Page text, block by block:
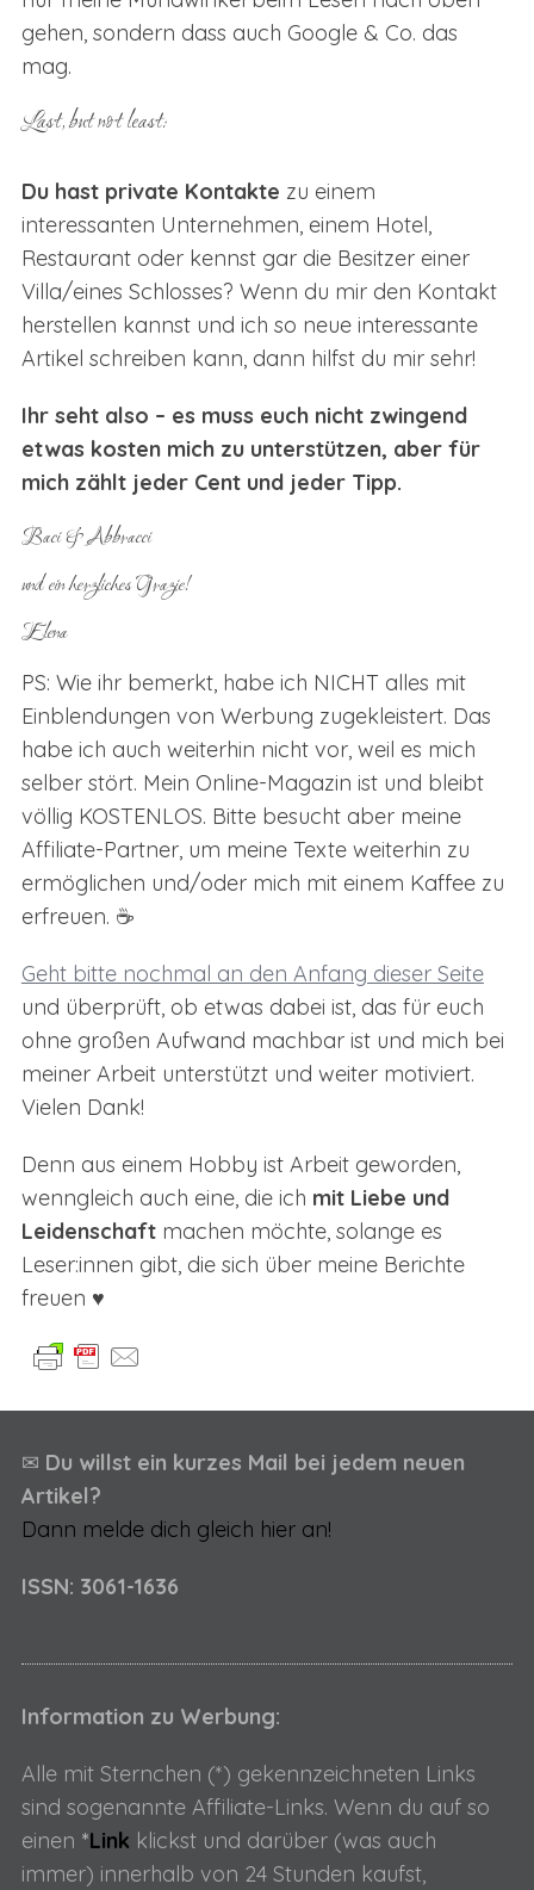
gehen, sondern dass auch Google & Co. das
mag.
Last, but not least:
Du hast private Kontakte zu einem
interessanten Unternehmen, einem Hotel,
Restaurant oder kennst gar die Besitzer einer
Villa/eines Schlosses? Wenn du mir den Kontakt
herstellen kannst und ich so neue interessante
Artikel schreiben kann, dann hilfst du mir sehr!
Ihr seht also – es muss euch nicht zwingend
etwas kosten mich zu unterstützen, aber für
mich zählt jeder Cent und jeder Tipp.
Baci & Abbracci
und ein herzliches Grazie!
Elena
PS: Wie ihr bemerkt, habe ich NICHT alles mit
Einblendungen von Werbung zugekleistert. Das
habe ich auch weiterhin nicht vor, weil es mich
selber stört. Mein Online-Magazin ist und bleibt
völlig KOSTENLOS. Bitte besucht aber meine
Affiliate-Partner, um meine Texte weiterhin zu
ermöglichen und/oder mich mit einem Kaffee zu
erfreuen. ☕
Geht bitte nochmal an den Anfang dieser Seite
und überprüft, ob etwas dabei ist, das für euch
ohne großen Aufwand machbar ist und mich bei
meiner Arbeit unterstützt und weiter motiviert.
Vielen Dank!
Denn aus einem Hobby ist Arbeit geworden,
wenngleich auch eine, die ich mit Liebe und
Leidenschaftmachen möchte, solange es
Leser:innen gibt, die sich über meine Berichte
freuen ♥
✉ Du willst ein kurzes Mail bei jedem neuen
Artikel?
Dann melde dich gleich hier an!
ISSN: 3061-1636
Information zu Werbung:
Alle mit Sternchen (*) gekennzeichneten Links
sind sogenannte Affiliate-Links. Wenn du auf so
einen *Link klickst und darüber (was auch
immer) innerhalb von 24 Stunden kaufst,